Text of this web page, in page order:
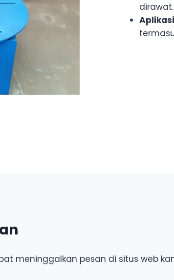
dirawat.
meninggalkan pesan di situs web